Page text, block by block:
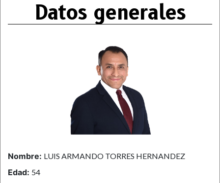
Datos generales
Nombre: LUIS ARMANDO TORRES HERNANDEZ
Edad: 54